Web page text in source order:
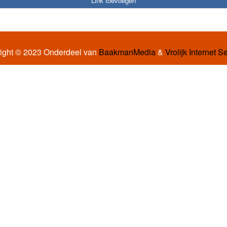
© 2023 Onderdeel van BaakmanMedia& Vrolijk Internet